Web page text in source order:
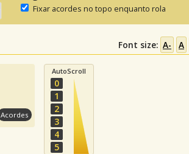
Fixar acordes no topo enquanto rola
Font size: A- A
Acordes
AutoScroll
0
1
2
3
4
5